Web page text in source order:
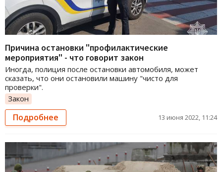
Причина остановки "профилактические
мероприятия" - что говорит закон
Иногда, полиция после остановки автомобиля, может
сказать, что они остановили машину "чисто для
проверки".
Закон
Подробнее 13 июня 2022, 11:24